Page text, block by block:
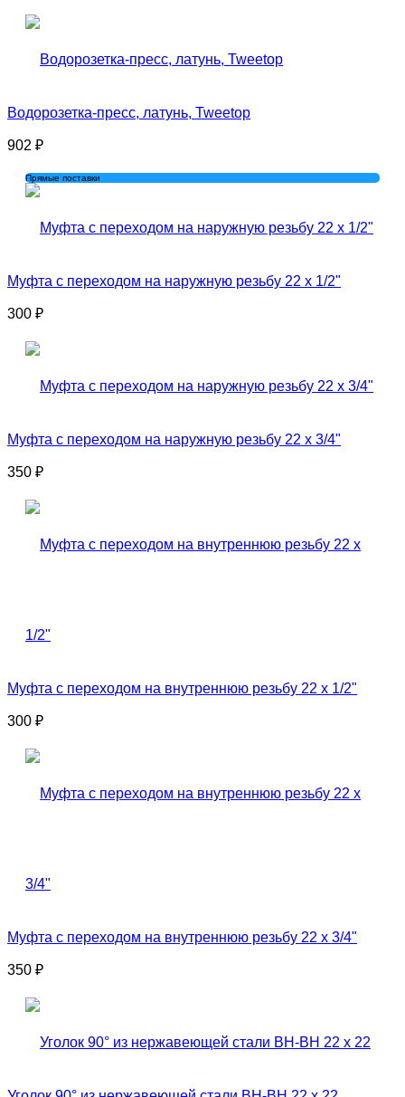
Водорозетка-пресс, латунь, Tweetop
902 ₽
Прямые поставки
Муфта с переходом на наружную резьбу 22 x 1/2"
300 ₽
Муфта с переходом на наружную резьбу 22 x 3/4"
350 ₽
Муфта с переходом на внутреннюю резьбу 22 x 1/2"
300 ₽
Муфта с переходом на внутреннюю резьбу 22 x 3/4"
350 ₽